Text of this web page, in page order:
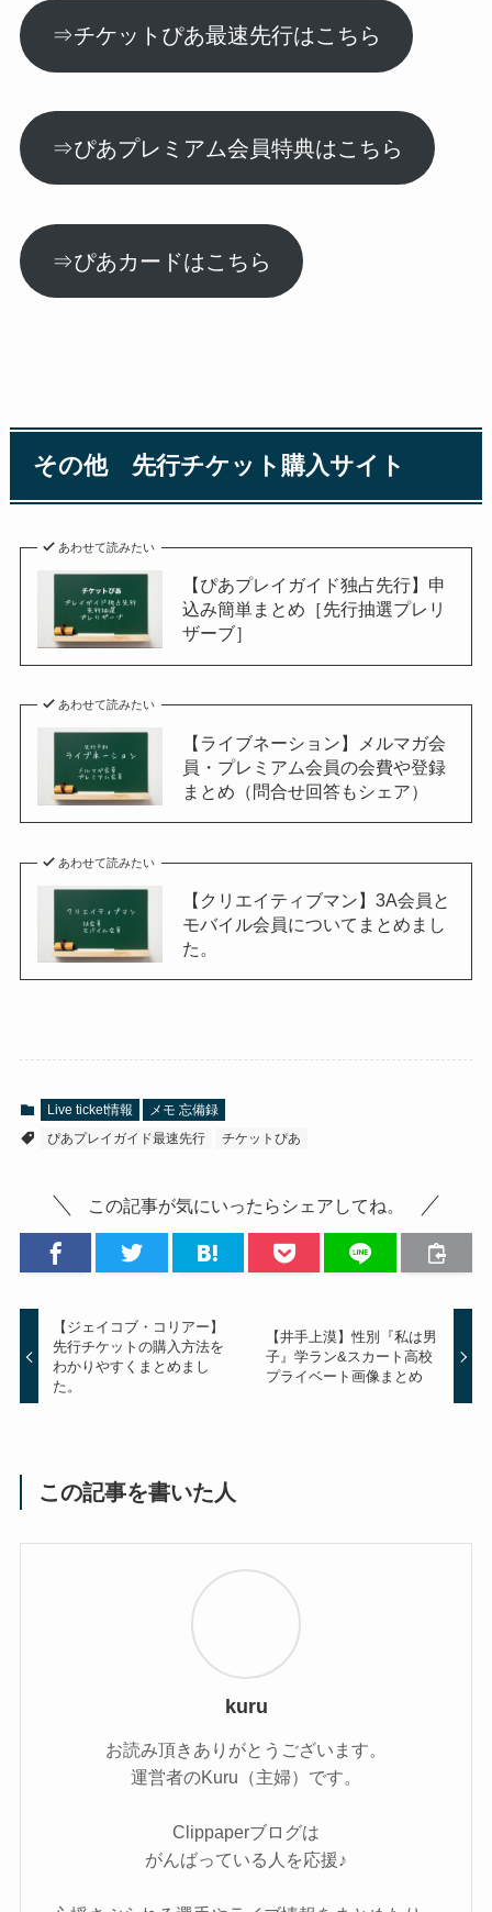
⇒チケットぴあ最速先行はこちら
⇒ぴあプレミアム会員特典はこちら
⇒ぴあカードはこちら
その他 先行チケット購入サイト
あわせて読みたい
【ぴあプレイガイド独占先行】申
込み簡単まとめ［先行抽選プレリ
ザーブ］
あわせて読みたい
【ライブネーション】メルマガ会
員・プレミアム会員の会費や登録
まとめ（問合せ回答もシェア）
あわせて読みたい
【クリエイティブマン】3A会員と
モバイル会員についてまとめまし
た。
Live ticket情報
メモ 忘備録
ぴあプレイガイド最速先行
チケットぴあ
この記事が気にいったらシェアしてね。
【ジェイコブ・コリアー】
先行チケットの購入方法を
わかりやすくまとめまし
た。
【井手上漠】性別『私は男
子』学ラン&スカート高校
プライベート画像まとめ
この記事を書いた人
kuru
お読み頂きありがとうございます。
運営者のKuru（主婦）です。
Clippaperブログは
がんばっている人を応援♪